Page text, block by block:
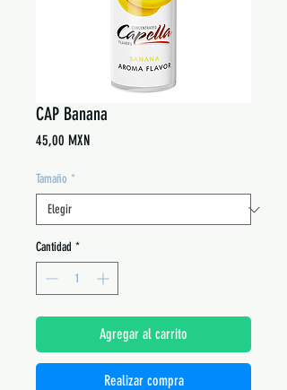
CAP Banana
45,00 MXNPrecio
Tamaño *
Cantidad *
Agregar al carrito
Realizar compra